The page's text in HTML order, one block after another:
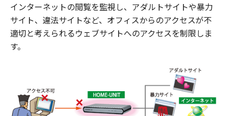
インターネットの閲覧を監視し、アダルトサイトや暴力
サイト、違法サイトなど、オフィスからのアクセスが不
適切と考えられるウェブサイトへのアクセスを制限しま
す。